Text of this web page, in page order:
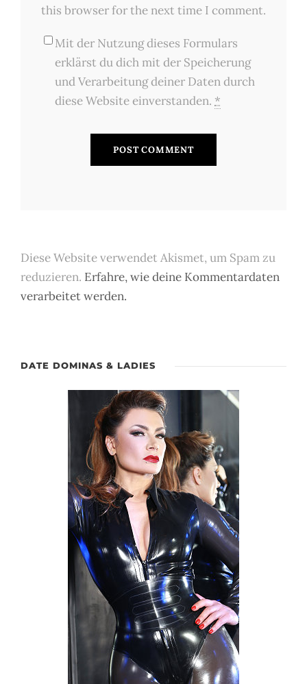
this browser for the next time I comment.
Mit der Nutzung dieses Formulars
erklärst du dich mit der Speicherung
und Verarbeitung deiner Daten durch
diese Website einverstanden. *
Diese Website verwendet Akismet, um Spam zu
reduzieren. Erfahre, wie deine Kommentardaten
verarbeitet werden.
DATE DOMINAS & LADIES